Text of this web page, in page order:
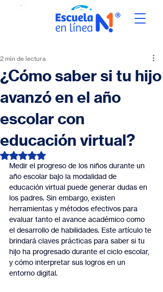
¿Cómo saber si tu hijo
avanzó en el año
escolar con
educación virtual?
2 min de lectura
Obtuvo NaN de 5 estrellas.
Medir el progreso de los niños durante un
año escolar bajo la modalidad de
educación virtual puede generar dudas en
los padres. Sin embargo, existen
herramientas y métodos efectivos para
evaluar tanto el avance académico como
el desarrollo de habilidades. Este artículo te
brindará claves prácticas para saber si tu
hijo ha progresado durante el ciclo escolar,
y cómo interpretar sus logros en un
entorno digital.